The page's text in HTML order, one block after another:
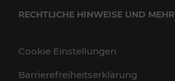
RECHTLICHE HINWEISE UND MEHR
Cookie Einstellungen
Barrierefreiheitserklärung